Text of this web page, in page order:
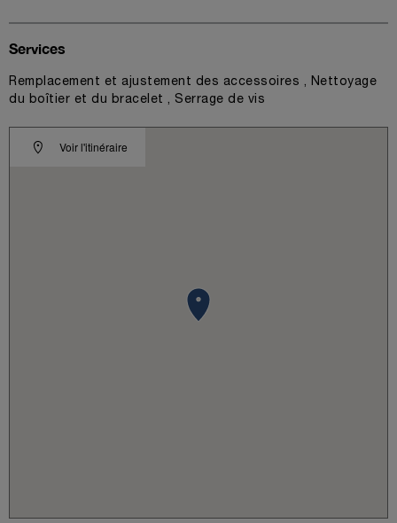
Voir l'itinéraire
Services
Remplacement et ajustement des accessoires , Nettoyage
du boîtier et du bracelet , Serrage de vis